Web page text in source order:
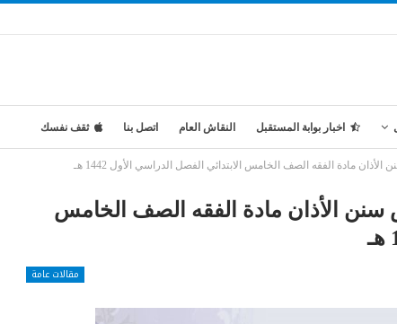
اخبار بوابة المستقبل النقاش العام اتصل بنا ثقف نفسك
مادة الفقه الصف الخامس الابتدائي الفصل الدراسي الأول 1442 هـ
سنن الأذان مادة الفقه الصف الخامس
مقالات عامة